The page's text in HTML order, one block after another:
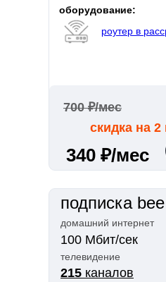
подписка
домашний интернет
телевидение
100 Мбит/сек
215 каналов
340 ₽/мес
роутер в
оборудование:
700 ₽/мес
скидка на